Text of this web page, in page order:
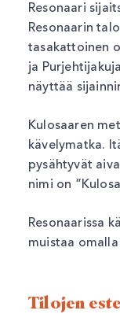
Resonaari
Resonaarin
tasakattoinen
ja
näyttää
Kulosaaren
kävelymatka.
pysähtyvät
nimi on
Resonaarissa
muistaa
Tilojen